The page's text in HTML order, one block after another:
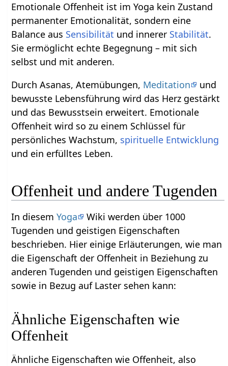
Emotionale Offenheit ist im Yoga kein Zustand
permanenter Emotionalität, sondern eine
Balance aus Sensibilität und innerer Stabilität.
Sie ermöglicht echte Begegnung – mit sich
selbst und mit anderen.
Durch Asanas, Atemübungen, Meditation
und
bewusste Lebensführung wird das Herz gestärkt
und das Bewusstsein erweitert. Emotionale
Offenheit wird so zu einem Schlüssel für
persönliches Wachstum, spirituelle Entwicklung
und ein erfülltes Leben.
Offenheit und andere Tugenden
In diesemYoga
Wiki werden über 1000
Tugenden und geistigen Eigenschaften
beschrieben. Hier einige Erläuterungen, wie man
die Eigenschaft der Offenheit in Beziehung zu
anderen Tugenden und geistigen Eigenschaften
sowie in Bezug auf Laster sehen kann:
Ähnliche Eigenschaften wie
Offenheit
Ähnliche Eigenschaften wie Offenheit, also